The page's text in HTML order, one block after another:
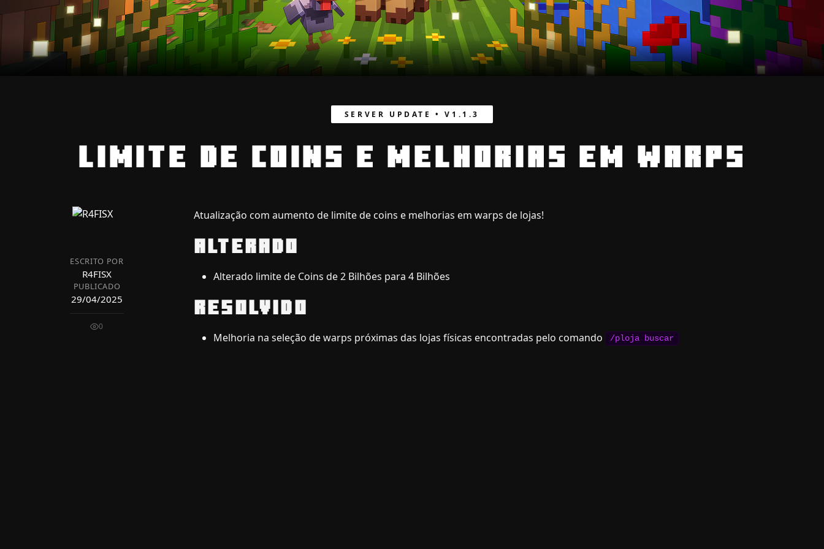
SERVER UPDATE • V1.1.3
LIMITE DE COINS E MELHORIAS EM WARPS
ESCRITO POR
R4FISX
PUBLICADO
29/04/2025
0
Atualização com aumento de limite de coins e melhorias em warps de lojas!
ALTERADO
Alterado limite de Coins de 2 Bilhões para 4 Bilhões
RESOLVIDO
Melhoria na seleção de warps próximas das lojas físicas encontradas pelo comando /ploja buscar